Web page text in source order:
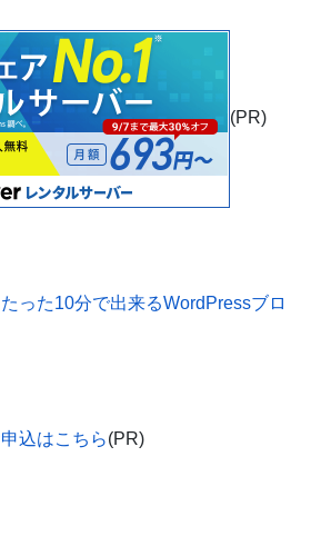
(PR)
った10分で出来るWordPressブロ
込はこちら(PR)